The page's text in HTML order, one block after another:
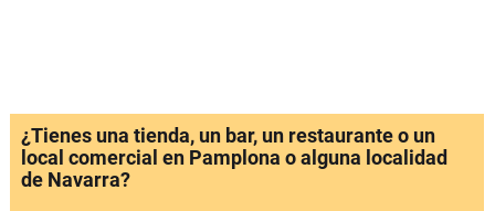
¿Tienes una tienda, un bar, un restaurante o un
local comercial en Pamplona o alguna localidad
de Navarra?